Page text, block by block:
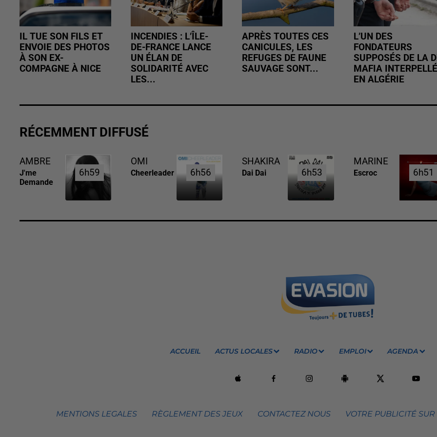
IL TUE SON FILS ET
ENVOIE DES PHOTOS
À SON EX-
COMPAGNE À NICE
INCENDIES : L’ÎLE-
DE-FRANCE LANCE
UN ÉLAN DE
SOLIDARITÉ AVEC
LES...
APRÈS TOUTES CES
CANICULES, LES
REFUGES DE FAUNE
SAUVAGE SONT...
L’UN DES
FONDATEURS
SUPPOSÉS DE LA
MAFIA INTERPELLÉ
EN ALGÉRIE
RÉCEMMENT DIFFUSÉ
AMBRE
J'me
Demande
6h59
6h59
OMI
Cheerleader 6h56
6h56
SHAKIRA
Dai Dai 6h53
6h53
MARINE
Escroc 6h51
6h51
ACCUEIL ACTUS LOCALES RADIO EMPLOI AGENDA
MENTIONS LEGALES RÈGLEMENT DES JEUX CONTACTEZ NOUS VOTRE PUBLICITÉ